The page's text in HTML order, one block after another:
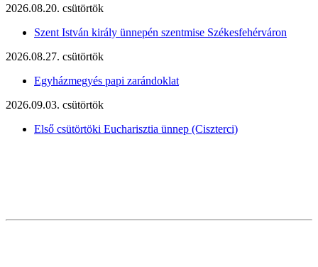
2026.08.20. csütörtök
Szent István király ünnepén szentmise Székesfehérváron
2026.08.27. csütörtök
Egyházmegyés papi zarándoklat
2026.09.03. csütörtök
Első csütörtöki Eucharisztia ünnep (Ciszterci)